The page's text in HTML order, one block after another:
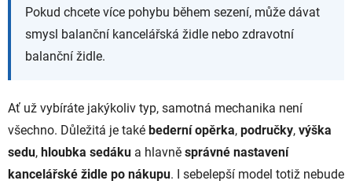
Pokud chcete více pohybu během sezení, může dávat
smysl balanční kancelářská židle nebo zdravotní
balanční židle.
Ať už vybíráte jakýkoliv typ, samotná mechanika není
všechno. Důležitá je také bederní opěrka, područky, výška
sedu, hloubka sedáku a hlavně správné nastavení
kancelářské židle po nákupu. I sebelepší model totiž nebude